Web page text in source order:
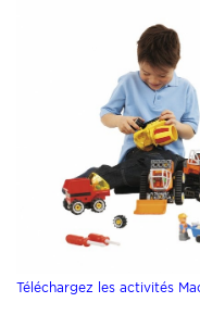
Téléchargez les activités